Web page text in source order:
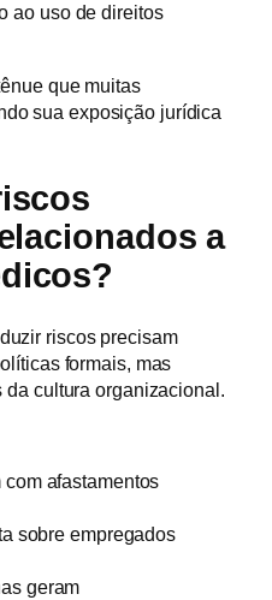
ao uso de direitos
que muitas
sua exposição jurídica
a
riscos precisam
formais, mas
da cultura organizacional.
afastamentos
sobre empregados
geram